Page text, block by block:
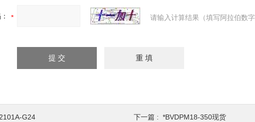
请输入计算结果（填写阿拉伯数
G24 下一篇 : *BVDPM18-350现货